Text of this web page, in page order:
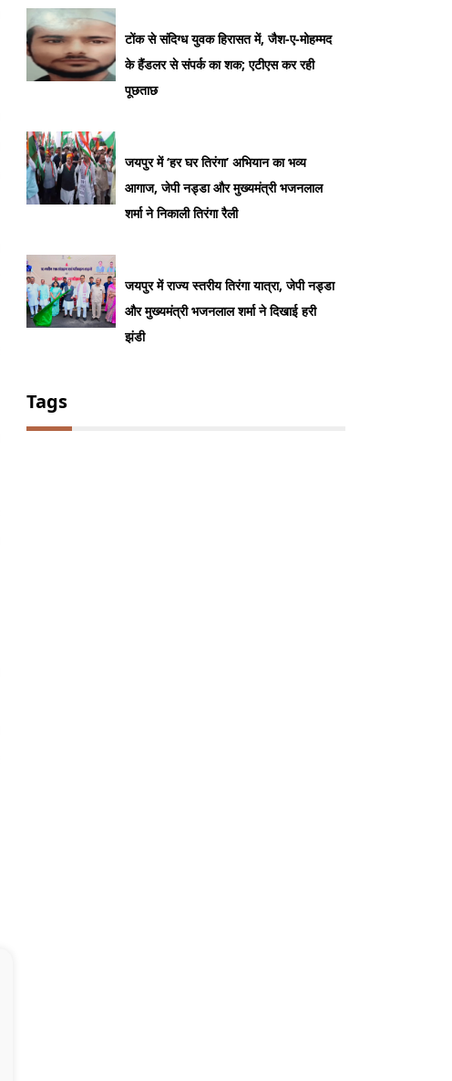
टोंक से संदिग्ध युवक हिरासत में, जैश-ए-मोहम्मद
के हैंडलर से संपर्क का शक; एटीएस कर रही
पूछताछ
जयपुर में ‘हर घर तिरंगा’ अभियान का भव्य
आगाज, जेपी नड्डा और मुख्यमंत्री भजनलाल
शर्मा ने निकाली तिरंगा रैली
जयपुर में राज्य स्तरीय तिरंगा यात्रा, जेपी नड्डा
और मुख्यमंत्री भजनलाल शर्मा ने दिखाई हरी
झंडी
Tags